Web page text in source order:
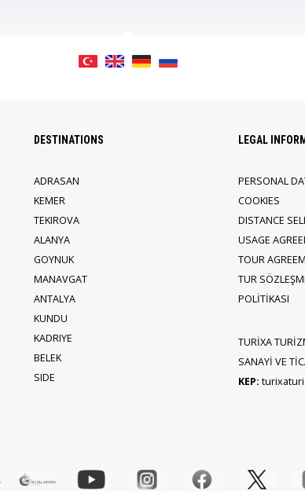
DESTINATIONS
ADRASAN
KEMER
TEKIROVA
ALANYA
GOYNUK
MANAVGAT
ANTALYA
KUNDU
KADRIYE
BELEK
SIDE
LEGAL
PERSONAL
COOKIES
DISTANCE
USAGE
TOUR
TUR
POLİTİKASI
TURİXA
SANAYİ VE
KEP: